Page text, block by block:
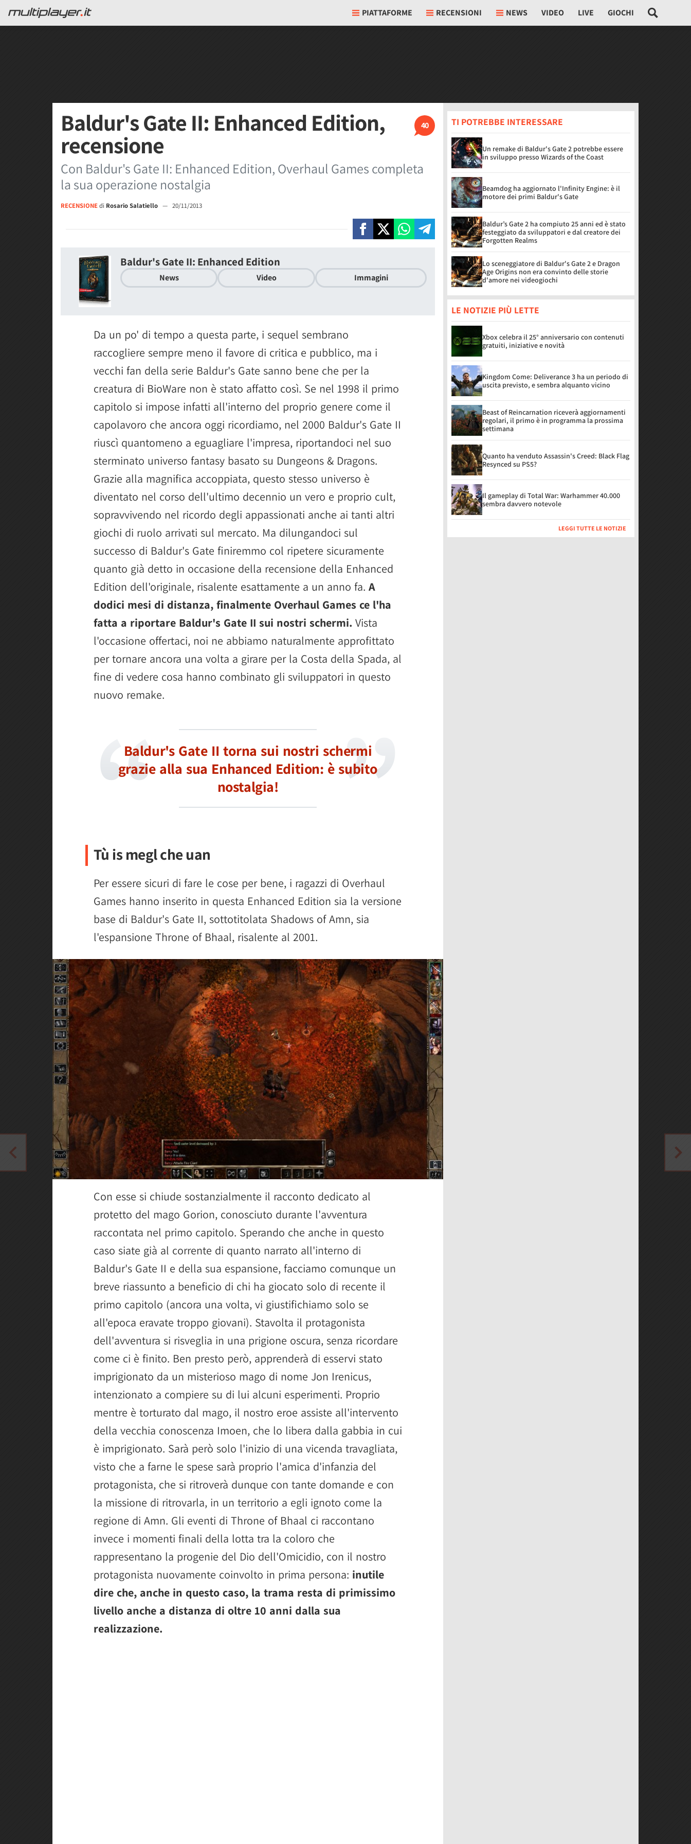
PIATTAFORME RECENSIONI NEWS VIDEO LIVE GIOCHI
40
Baldur's Gate II: Enhanced Edition,
recensione
Con Baldur's Gate II: Enhanced Edition, Overhaul Games completa
la sua operazione nostalgia
RECENSIONEdi Rosario Salatiello — 20/11/2013
Baldur's Gate II: Enhanced Edition
News Video Immagini
Da un po' di tempo a questa parte, i sequel sembrano
raccogliere sempre meno il favore di critica e pubblico, ma i
vecchi fan della serie Baldur's Gate sanno bene che per la
creatura di BioWare non è stato affatto così. Se nel 1998 il primo
capitolo si impose infatti all'interno del proprio genere come il
capolavoro che ancora oggi ricordiamo, nel 2000 Baldur's Gate II
riuscì quantomeno a eguagliare l'impresa, riportandoci nel suo
sterminato universo fantasy basato su Dungeons & Dragons.
Grazie alla magnifica accoppiata, questo stesso universo è
diventato nel corso dell'ultimo decennio un vero e proprio cult,
sopravvivendo nel ricordo degli appassionati anche ai tanti altri
giochi di ruolo arrivati sul mercato. Ma dilungandoci sul
successo di Baldur's Gate finiremmo col ripetere sicuramente
quanto già detto in occasione della recensione della Enhanced
Edition dell'originale, risalente esattamente a un anno fa. A
dodici mesi di distanza, finalmente Overhaul Games ce l'ha
fatta a riportare Baldur's Gate II sui nostri schermi. Vista
l'occasione offertaci, noi ne abbiamo naturalmente approfittato
per tornare ancora una volta a girare per la Costa della Spada, al
fine di vedere cosa hanno combinato gli sviluppatori in questo
nuovo remake.
Baldur's Gate II torna sui nostri schermi
grazie alla sua Enhanced Edition: è subito
nostalgia!
Tù is megl che uan
Per essere sicuri di fare le cose per bene, i ragazzi di Overhaul
Games hanno inserito in questa Enhanced Edition sia la versione
base di Baldur's Gate II, sottotitolata Shadows of Amn, sia
l'espansione Throne of Bhaal, risalente al 2001.
Con esse si chiude sostanzialmente il racconto dedicato al
protetto del mago Gorion, conosciuto durante l'avventura
raccontata nel primo capitolo. Sperando che anche in questo
caso siate già al corrente di quanto narrato all'interno di
Baldur's Gate II e della sua espansione, facciamo comunque un
breve riassunto a beneficio di chi ha giocato solo di recente il
primo capitolo (ancora una volta, vi giustifichiamo solo se
all'epoca eravate troppo giovani). Stavolta il protagonista
dell'avventura si risveglia in una prigione oscura, senza ricordare
come ci è finito. Ben presto però, apprenderà di esservi stato
imprigionato da un misterioso mago di nome Jon Irenicus,
intenzionato a compiere su di lui alcuni esperimenti. Proprio
mentre è torturato dal mago, il nostro eroe assiste all'intervento
della vecchia conoscenza Imoen, che lo libera dalla gabbia in cui
è imprigionato. Sarà però solo l'inizio di una vicenda travagliata,
visto che a farne le spese sarà proprio l'amica d'infanzia del
protagonista, che si ritroverà dunque con tante domande e con
la missione di ritrovarla, in un territorio a egli ignoto come la
regione di Amn. Gli eventi di Throne of Bhaal ci raccontano
invece i momenti finali della lotta tra la coloro che
rappresentano la progenie del Dio dell'Omicidio, con il nostro
protagonista nuovamente coinvolto in prima persona: inutile
dire che, anche in questo caso, la trama resta di primissimo
livello anche a distanza di oltre 10 anni dalla sua
realizzazione.
TI POTREBBE INTERESSARE
Un remake di Baldur's Gate 2 potrebbe essere
in sviluppo presso Wizards of the Coast
Beamdog ha aggiornato l'Infinity Engine: è il
motore dei primi Baldur's Gate
Baldur’s Gate 2 ha compiuto 25 anni ed è stato
festeggiato da sviluppatori e dal creatore dei
Forgotten Realms
Lo sceneggiatore di Baldur's Gate 2 e Dragon
Age Origins non era convinto delle storie
d'amore nei videogiochi
LE NOTIZIE PIÙ LETTE
Xbox celebra il 25° anniversario con contenuti
gratuiti, iniziative e novità
Kingdom Come: Deliverance 3 ha un periodo di
uscita previsto, e sembra alquanto vicino
Beast of Reincarnation riceverà aggiornamenti
regolari, il primo è in programma la prossima
settimana
Quanto ha venduto Assassin's Creed: Black Flag
Resynced su PS5?
Il gameplay di Total War: Warhammer 40.000
sembra davvero notevole
LEGGI TUTTE LE NOTIZIE